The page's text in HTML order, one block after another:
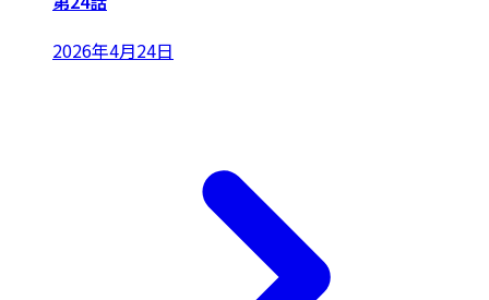
2026年4月24日